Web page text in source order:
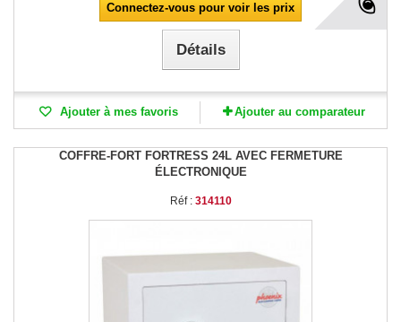
Connectez-vous pour voir les prix
Détails
Ajouter à mes favoris Ajouter au comparateur
COFFRE-FORT FORTRESS 24L AVEC FERMETURE
ÉLECTRONIQUE
Réf : 314110